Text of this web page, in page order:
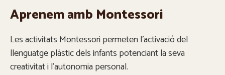
Aprenem amb Montessori
Les activitats Montessori permeten l’activació del
llenguatge plàstic dels infants potenciant la seva
creativitat i l’autonomia personal.